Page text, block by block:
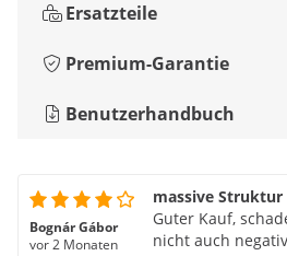
Ersatzteile
Premium-Garantie
Benutzerhandbuch
Bognár Gábor
vor 2 Monaten
massive Struktur
Guter Kauf,
nicht auch